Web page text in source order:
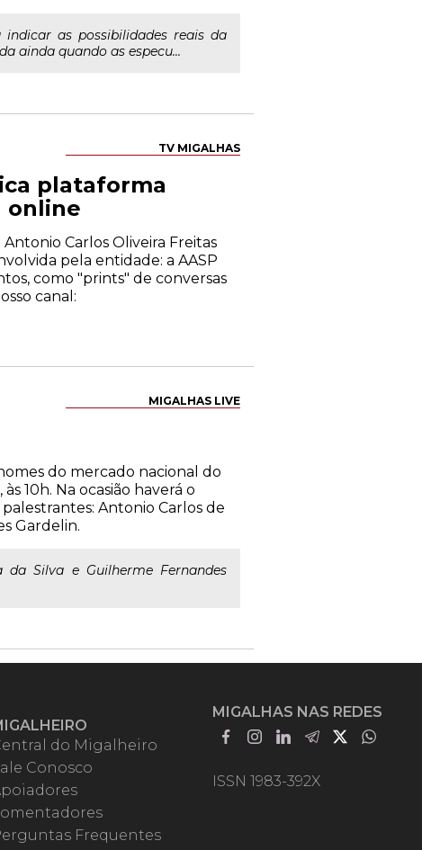
as possibilidades reais da
ainda quando as especu...
TV MIGALHAS
plataforma
online
Carlos Oliveira Freitas
pela entidade: a AASP
como "prints" de conversas
canal:
MIGALHAS LIVE
do mercado nacional do
10h. Na ocasião haverá o
Antonio Carlos de
Gardelin.
Silva e Guilherme Fernandes
do Migalheiro
Conosco
Frequentes
MIGALHAS NAS REDES
ISSN 1983-392X